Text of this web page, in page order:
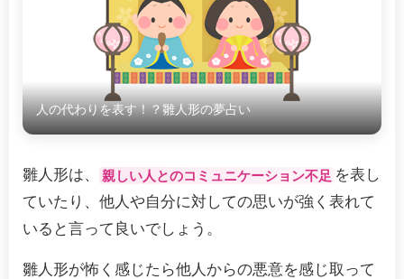
人の代わりを表す！？雛人形の夢占い
雛人形は、 親しい人とのコミュニケーション不足 を表し
ていたり、他人や自分に対しての思いが強く表れて
いると言って良いでしょう。
雛人形が怖く感じたら他人からの悪意を感じ取って